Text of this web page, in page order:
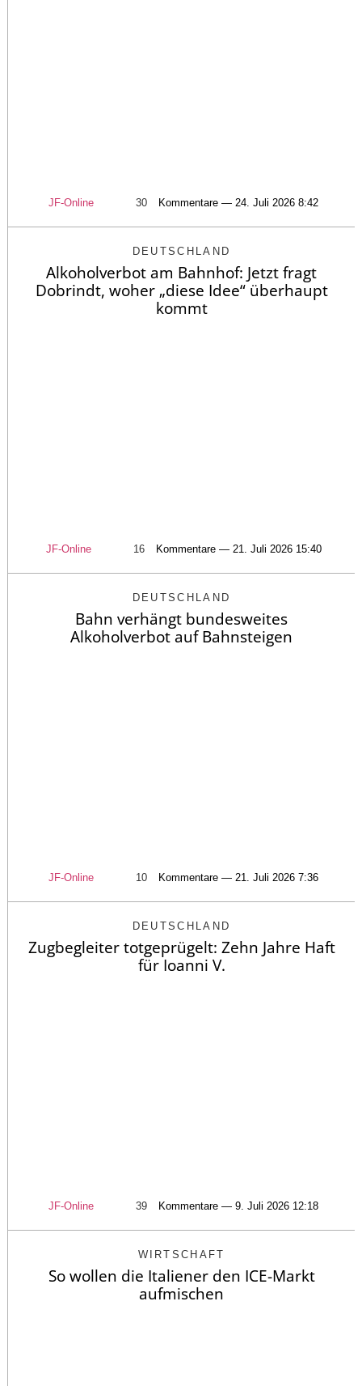
JF-Online 30 Kommentare — 24. Juli 2026 8:42
DEUTSCHLAND
Alkoholverbot am Bahnhof: Jetzt fragt
Dobrindt, woher „diese Idee“ überhaupt
kommt
JF-Online 16 Kommentare — 21. Juli 2026 15:40
DEUTSCHLAND
Bahn verhängt bundesweites
Alkoholverbot auf Bahnsteigen
JF-Online 10 Kommentare — 21. Juli 2026 7:36
DEUTSCHLAND
Zugbegleiter totgeprügelt: Zehn Jahre Haft
für Ioanni V.
JF-Online 39 Kommentare — 9. Juli 2026 12:18
WIRTSCHAFT
So wollen die Italiener den ICE-Markt
aufmischen